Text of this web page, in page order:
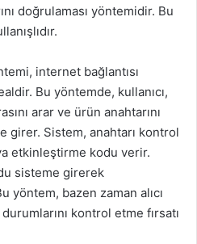
doğrulaması yöntemidir. Bu
internet bağlantısı
Bu yöntemde, kullanıcı,
arar ve ürün anahtarını
girer. Sistem, anahtarı kontrol
etkinleştirme kodu verir.
sisteme girerek
yöntem, bazen zaman alıcı
kontrol etme fırsatı